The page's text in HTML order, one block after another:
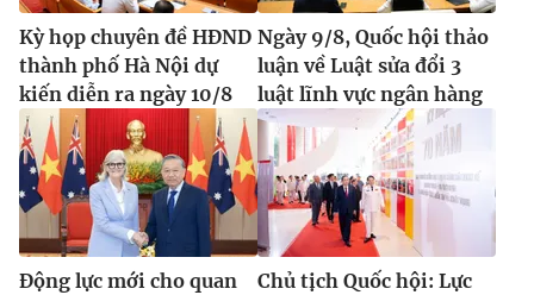
Kỳ họp chuyên đề HĐND
thành phố Hà Nội dự
kiến diễn ra ngày 10/8
Ngày 9/8, Quốc hội thảo
luận về Luật sửa đổi 3
luật lĩnh vực ngân hàng
Động lực mới cho quan
Chủ tịch Quốc hội: Lực